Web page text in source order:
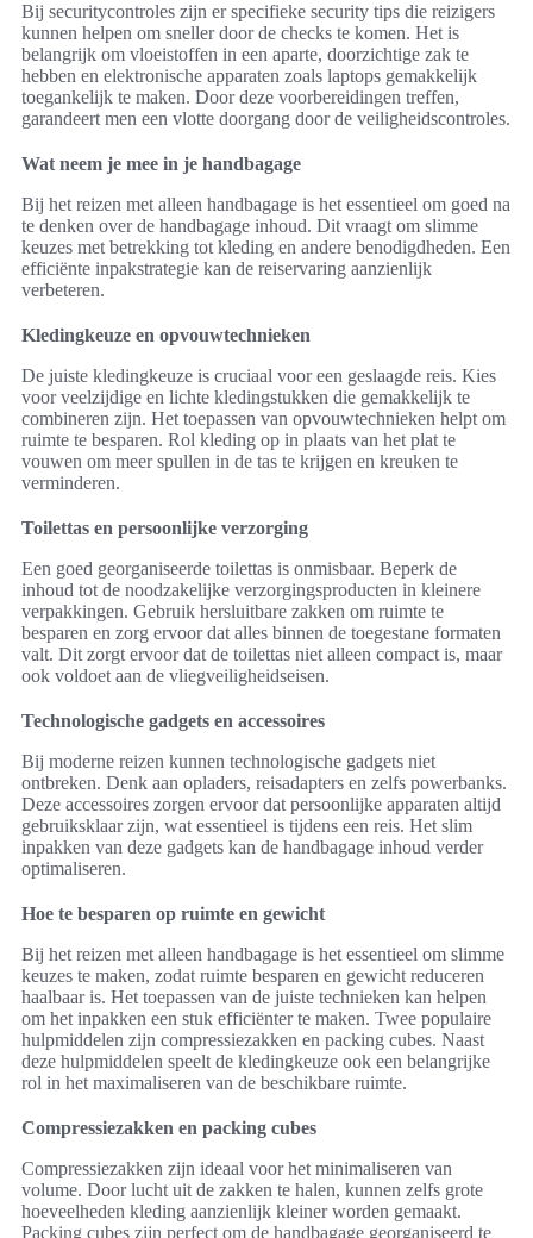
Bij securitycontroles zijn er specifieke security tips die reizigers
kunnen helpen om sneller door de checks te komen. Het is
belangrijk om vloeistoffen in een aparte, doorzichtige zak te
hebben en elektronische apparaten zoals laptops gemakkelijk
toegankelijk te maken. Door deze voorbereidingen treffen,
garandeert men een vlotte doorgang door de veiligheidscontroles.
Wat neem je mee in je handbagage
Bij het reizen met alleen handbagage is het essentieel om goed na
te denken over de handbagage inhoud. Dit vraagt om slimme
keuzes met betrekking tot kleding en andere benodigdheden. Een
efficiënte inpakstrategie kan de reiservaring aanzienlijk
verbeteren.
Kledingkeuze en opvouwtechnieken
De juiste kledingkeuze is cruciaal voor een geslaagde reis. Kies
voor veelzijdige en lichte kledingstukken die gemakkelijk te
combineren zijn. Het toepassen van opvouwtechnieken helpt om
ruimte te besparen. Rol kleding op in plaats van het plat te
vouwen om meer spullen in de tas te krijgen en kreuken te
verminderen.
Toilettas en persoonlijke verzorging
Een goed georganiseerde toilettas is onmisbaar. Beperk de
inhoud tot de noodzakelijke verzorgingsproducten in kleinere
verpakkingen. Gebruik hersluitbare zakken om ruimte te
besparen en zorg ervoor dat alles binnen de toegestane formaten
valt. Dit zorgt ervoor dat de toilettas niet alleen compact is, maar
ook voldoet aan de vliegveiligheidseisen.
Technologische gadgets en accessoires
Bij moderne reizen kunnen technologische gadgets niet
ontbreken. Denk aan opladers, reisadapters en zelfs powerbanks.
Deze accessoires zorgen ervoor dat persoonlijke apparaten altijd
gebruiksklaar zijn, wat essentieel is tijdens een reis. Het slim
inpakken van deze gadgets kan de handbagage inhoud verder
optimaliseren.
Hoe te besparen op ruimte en gewicht
Bij het reizen met alleen handbagage is het essentieel om slimme
keuzes te maken, zodat ruimte besparen en gewicht reduceren
haalbaar is. Het toepassen van de juiste technieken kan helpen
om het inpakken een stuk efficiënter te maken. Twee populaire
hulpmiddelen zijn compressiezakken en packing cubes. Naast
deze hulpmiddelen speelt de kledingkeuze ook een belangrijke
rol in het maximaliseren van de beschikbare ruimte.
Compressiezakken en packing cubes
Compressiezakken zijn ideaal voor het minimaliseren van
volume. Door lucht uit de zakken te halen, kunnen zelfs grote
hoeveelheden kleding aanzienlijk kleiner worden gemaakt.
Packing cubes zijn perfect om de handbagage georganiseerd te